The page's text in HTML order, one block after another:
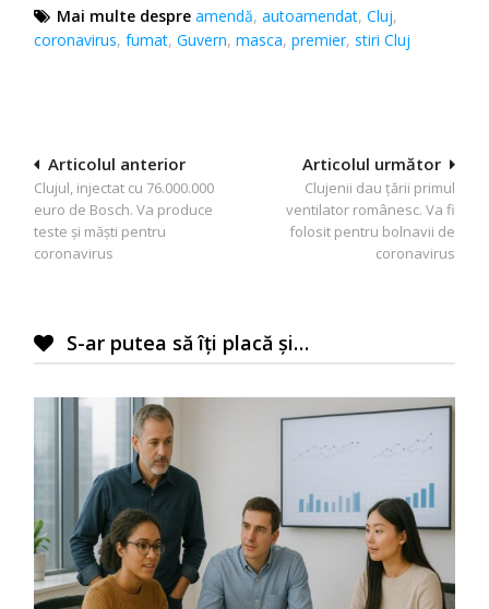
Mai multe despre amendă,autoamendat,Cluj,
coronavirus,fumat,Guvern,masca,premier,stiri Cluj
Navigare
în
articole
Articolul următor
Clujenii dau ţării primul
ventilator românesc. Va fi
folosit pentru bolnavii de
coronavirus
Articolul anterior
Clujul, injectat cu 76.000.000
euro de Bosch. Va produce
teste şi măşti pentru
coronavirus
S-ar putea să îți placă și…